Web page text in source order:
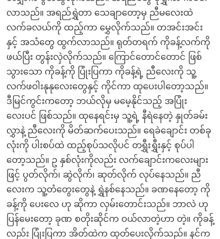
လာသည်။ အရည်ရွှဲတာ သေချာတော့မှ ညီမလေးထဲ
လက်ခလယ်ကို ထည့်ကာ မွှေလိုက်သည်။ တအင်းအင်း
နှင့် အသံတွေ ထွက်လာသည်။ ရုတ်တရက် ကိုခန့်လက်ကို
ဖယ်ပြီး တွန်းလှဲလိုက်သည်။ ကြောင်တောင်တောင် ဖြစ်
သွားသော ကိုခန့်ကို ပြုံးပြကာ ကိုခန့်ရဲ့ ညီလေးကို သူ့
လက်ဖဝါးနုနုလေးတွေနှင့် ကိုင်ကာ ထုပေးပါတော့သည်။
ဒီမြင်ကွင်းကတော့ ဘယ်လိုမှ မမေ့နိုင်သည့် အပြုံး
လေးပင် ဖြစ်သည်။ ထုနေရင်းမှ သူ့ရဲ့ နီရဲနေတဲ့ နှုတ်ခမ်း
လွှာနဲ့ ညီလေးကို မိတ်ဆက်ပေးသည်။ ရေခဲချောင်း တစ်ခု
လုံးကို ပါးစပ်ထဲ ထည့်စုပ်သလိုပင် တရွှီးရွှီးနှင့် စုပ်ပါ
တော့သည်။ ဥ နှစ်လုံးကိုလည်း လက်ချောင်းကလေးများ
ဖြင့် ပွတ်လိုက်၊ ဆွဲလိုက်၊ ဆုတ်လိုက် လုပ်နေသည်။ ညီ
လေးက သူ့တံတွေးတွေနဲ့ ရွှဲနစ်နေသည်။ ခဏနေတော့ ကို
ခန့်ကို ပေးလေ ဟု ဆိုကာ လှမ်းတောင်းသည်။ ဘာလဲ ဟု
ပြန်မေးတော့ ခုဏ စတိုးဆိုင်က ဝယ်လာတဲ့ဟာ တဲ့။ ကိုခန့်
လည်း ပြုံးပြကာ အိတ်ထဲက ထုတ်ပေးလိုက်သည်။ နင်က